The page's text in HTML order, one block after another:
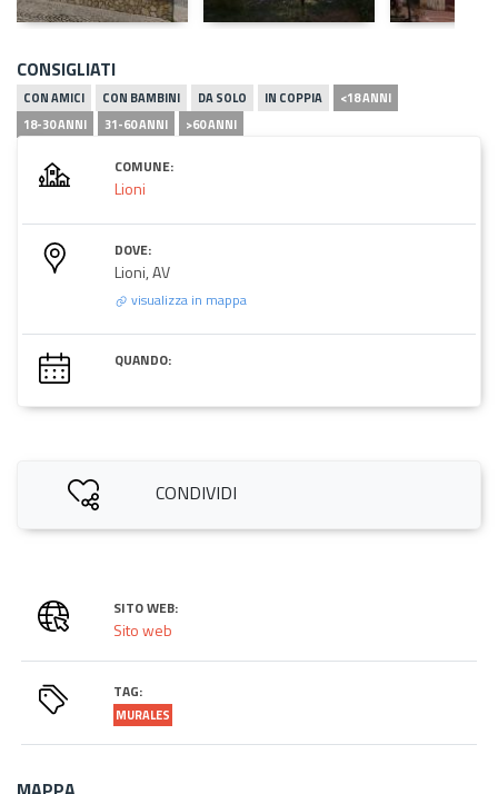
CONSIGLIATI
CON AMICI CON BAMBINI DA SOLO IN COPPIA
<18 ANNI
18-30 ANNI
31-60 ANNI >60 ANNI
COMUNE:
Lioni
DOVE:
Lioni, AV
visualizza in mappa
QUANDO:
CONDIVIDI
SITO WEB:
Sito web
TAG:
MURALES